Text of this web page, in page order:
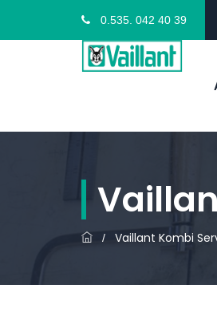
0.535. 042 40 39
/ Vaillant Kombi